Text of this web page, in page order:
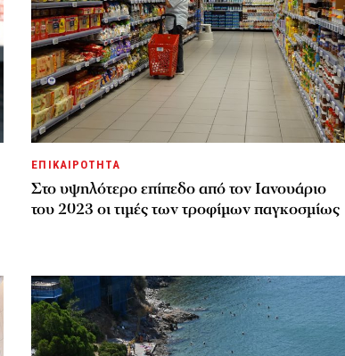
ΕΠΙΚΑΙΡΟΤΗΤΑ
Στο υψηλότερο επίπεδο από τον Ιανουάριο
του 2023 οι τιμές των τροφίμων παγκοσμίως